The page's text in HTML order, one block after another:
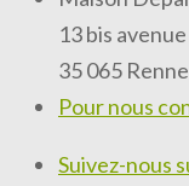
13 bis
35 065
Pour nous
Suivez-nous